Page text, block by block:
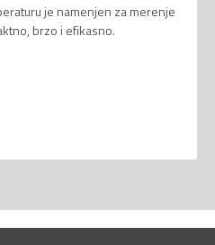
je namenjen za merenje
brzo i efikasno.